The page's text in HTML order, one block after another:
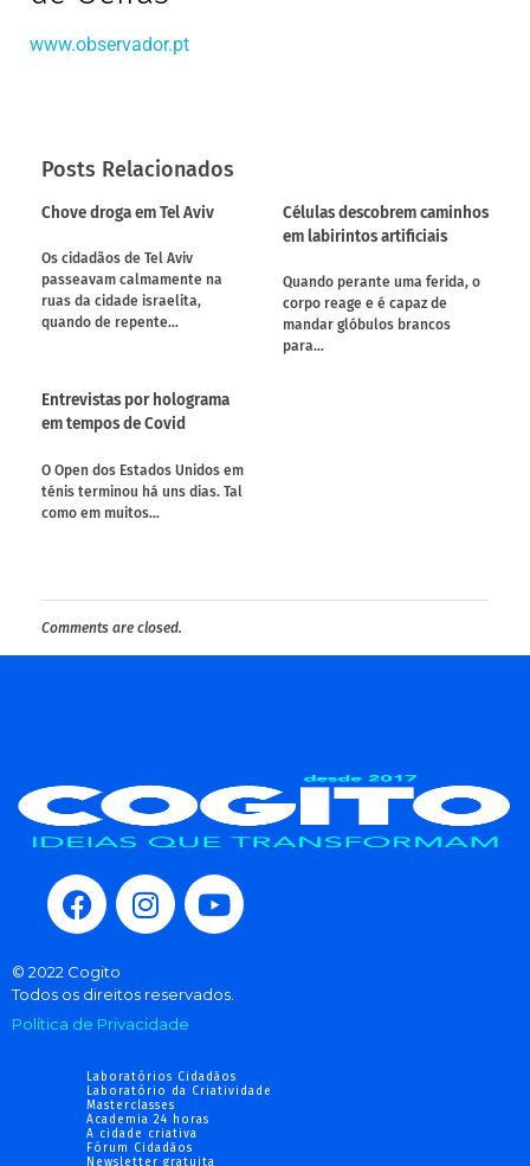
www.observador.pt
Posts Relacionados
Chove droga em Tel Aviv
Os cidadãos de Tel Aviv
passeavam calmamente na
ruas da cidade israelita,
quando de repente…
Células descobrem caminhos
em labirintos artificiais
Quando perante uma ferida, o
corpo reage e é capaz de
mandar glóbulos brancos
para…
Entrevistas por holograma
em tempos de Covid
O Open dos Estados Unidos em
ténis terminou há uns dias. Tal
como em muitos…
Comments are closed.
© 2022 Cogito
Todos os direitos reservados.
Política de Privacidade
Laboratórios Cidadãos
Laboratório da Criatividade
Masterclasses
Academia 24 horas
A cidade criativa
Fórum Cidadãos
Newsletter gratuita